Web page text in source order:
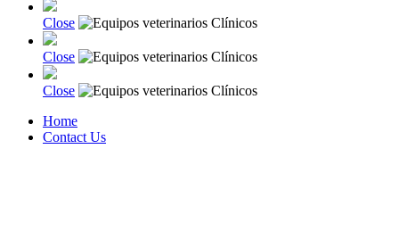
Close
Close
Close
Home
Contact Us